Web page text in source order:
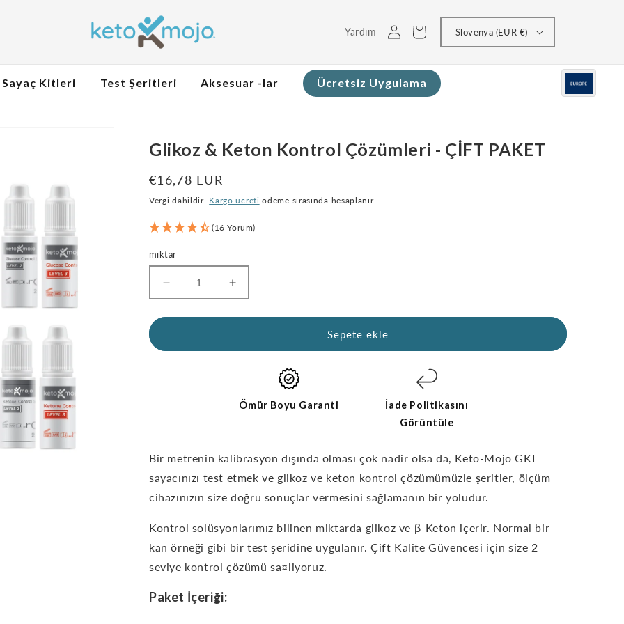
Yardım
Giriş
yap
Sepeti Slovenya (EUR €)
Sayaç Kitleri Test Şeritleri Aksesuar -lar Ücretsiz Uygulama
Glikoz & Keton Kontrol Çözümleri - ÇİFT PAKET
Normal
fiyat
€16,78 EUR
Vergi dahildir. Kargo ücreti ödeme sırasında hesaplanır.
(16 Yorum)
miktar
Glikoz
ve
Keton
Glikoz
ve
Keton
Sepete ekle
Ömür Boyu Garanti
İade Politikasını
Görüntüle
Bir metrenin kalibrasyon dışında olması çok nadir olsa da, Keto-Mojo GKI
sayacınızı test etmek ve glikoz ve keton kontrol çözümümüzle şeritler, ölçüm
cihazınızın size doğru sonuçlar vermesini sağlamanın bir yoludur.
Kontrol solüsyonlarımız bilinen miktarda glikoz ve β-Keton içerir. Normal bir
kan örneği gibi bir test şeridine uygulanır. Çift Kalite Güvencesi için size 2
seviye kontrol çözümü sa¤liyoruz.
Paket İçeriği: